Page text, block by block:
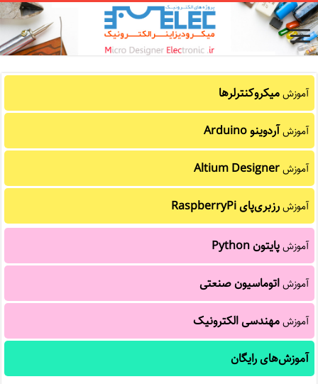
آموزشمیکروکنترلرها
آموزشآردوینو Arduino
آموزشAltium Designer
آموزشرزبری‌پای RaspberryPi
آموزشپایتون Python
آموزشاتوماسیون صنعتی
آموزشمهندسی الکترونیک
آموزش‌های رایگان